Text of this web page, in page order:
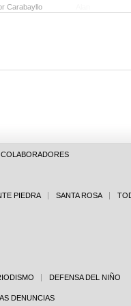
por Carabayllo
COLABORADORES
PIEDRA SANTA ROSA
DEFENSA DEL NIÑO
DENUNCIAS